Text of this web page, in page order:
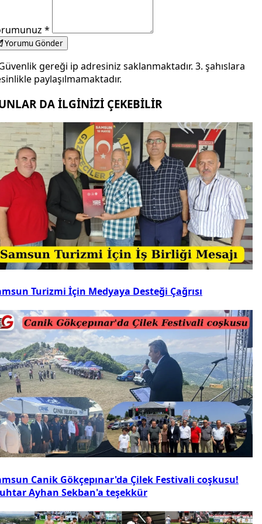
*
Yorumu Gönder
gereği ip adresiniz saklanmaktadır. 3. şahıslara
paylaşılmamaktadır.
DA İLGİNİZİ ÇEKEBİLİR
Turizmi İçin Medyaya Desteği Çağrısı
Canik Gökçepınar'da Çilek Festivali coşkusu!
Ayhan Sekban'a teşekkür